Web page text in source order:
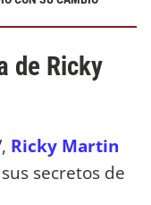
de Ricky
Ricky Martin
secretos de